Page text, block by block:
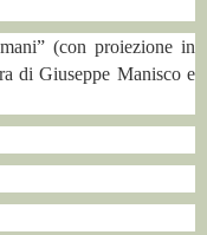
(con proiezione in
di Giuseppe Manisco e